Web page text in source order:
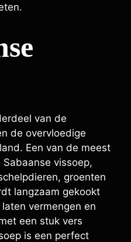
van de
de overvloedige
Een van de meest
vissoep,
groenten
langzaam gekookt
vermengen en
een stuk vers
is een perfect